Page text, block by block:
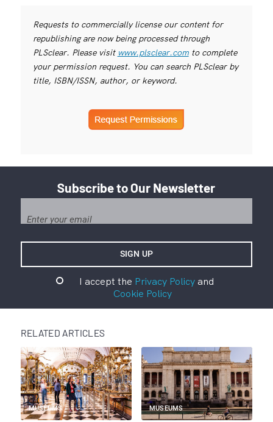
Requests to commercially license our content for
republishing are now being processed through
PLSclear. Please visit www.plsclear.comto complete
your permission request. You can search PLSclear by
title, ISBN/ISSN, author, or keyword.
Subscribe to Our Newsletter
I accept the Privacy Policyand
Cookie Policy
RELATED ARTICLES
MUSEUMS MUSEUMS